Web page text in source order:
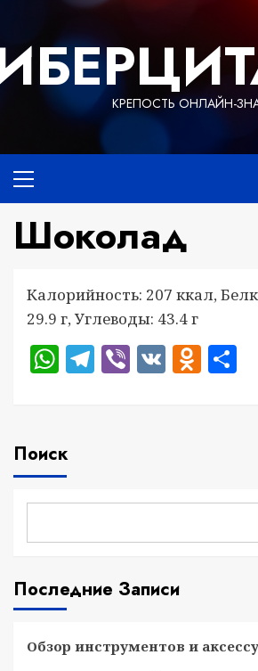
содержимому
КРЕПОСТЬ ОНЛАЙН-
меню
Шоколад
Калорийность: 207 ккал,
29.9 г, Углеводы: 43.4 г
WhatsApp
Telegram
Viber
VK
Поиск
Последние Записи
Обзор инструментов и